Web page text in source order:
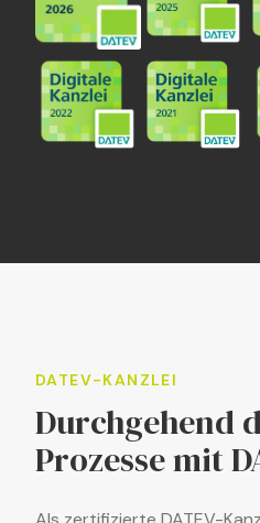
DATEV-KANZLEI
Durchgehend
Prozesse mit